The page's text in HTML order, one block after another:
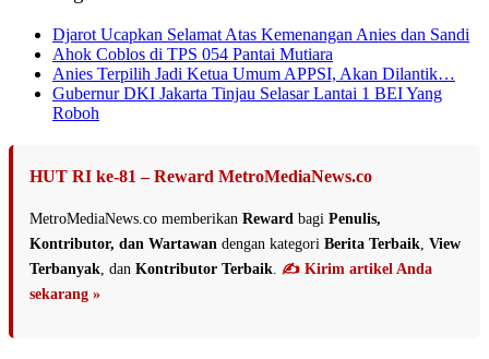
Djarot Ucapkan Selamat Atas Kemenangan Anies dan Sandi
Ahok Coblos di TPS 054 Pantai Mutiara
Anies Terpilih Jadi Ketua Umum APPSI, Akan Dilantik…
Gubernur DKI Jakarta Tinjau Selasar Lantai 1 BEI Yang
Roboh
HUT RI ke-81 – Reward MetroMediaNews.co
MetroMediaNews.co memberikan Reward bagi Penulis,
Kontributor, dan Wartawan dengan kategori Berita Terbaik View
Terbanyak , dan Kontributor Terbaik ✍️ Kirim artikel Anda
sekarang »